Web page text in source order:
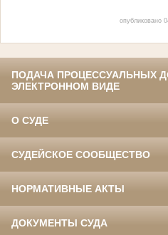
опубликовано
ПОДАЧА ПРОЦЕССУАЛЬНЫХ
ЭЛЕКТРОННОМ ВИДЕ
О СУДЕ
СУДЕЙСКОЕ СООБЩЕСТВО
НОРМАТИВНЫЕ АКТЫ
ДОКУМЕНТЫ СУДА